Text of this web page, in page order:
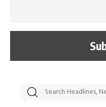
सट्टेबाजी में अरेस्ट हुए